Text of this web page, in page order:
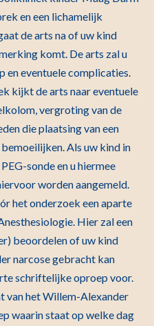
en een lichamelijk
de arts na of uw kind
komt. De arts zal u
en eventuele complicaties.
kijkt de arts naar eventuele
vergroting van de
die plaatsing van een
Als uw kind in
sonde en u hiermee
worden aangemeld.
het onderzoek een aparte
Hier zal een
beoordelen of uw kind
narcose gebracht kan
schriftelijke oproep voor.
van het Willem-Alexander
waarin staat op welke dag